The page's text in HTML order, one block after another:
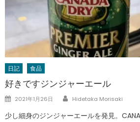
日記 食品
好きですジンジャーエール
Posted
2021年1月26日 Author
Hidetaka Morisaki
少し細身のジンジャーエールを発見。